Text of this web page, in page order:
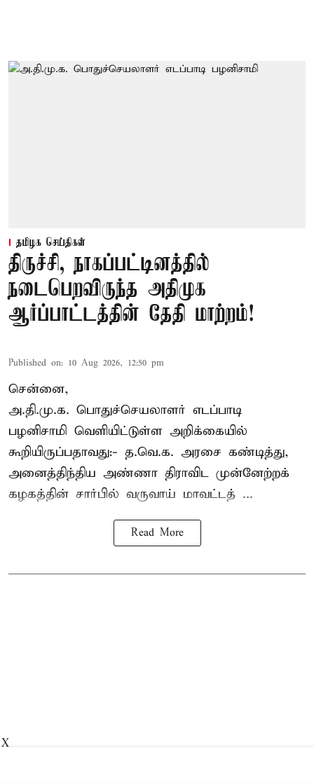
தமிழக செய்திகள்
திருச்சி, நாகப்பட்டினத்தில்
நடைபெறவிருந்த அதிமுக
ஆர்ப்பாட்டத்தின் தேதி மாற்றம்!
Published on: 10 Aug 2026, 12:50 pm
சென்னை,
அ.தி.மு.க. பொதுச்செயலாளர் எடப்பாடி
பழனிசாமி வெளியிட்டுள்ள அறிக்கையில்
கூறியிருப்பதாவது:- த.வெ.க. அரசை கண்டித்து,
அனைத்திந்திய அண்ணா திராவிட முன்னேற்றக்
கழகத்தின் சார்பில் வருவாய் மாவட்டத் ...
Read More
X